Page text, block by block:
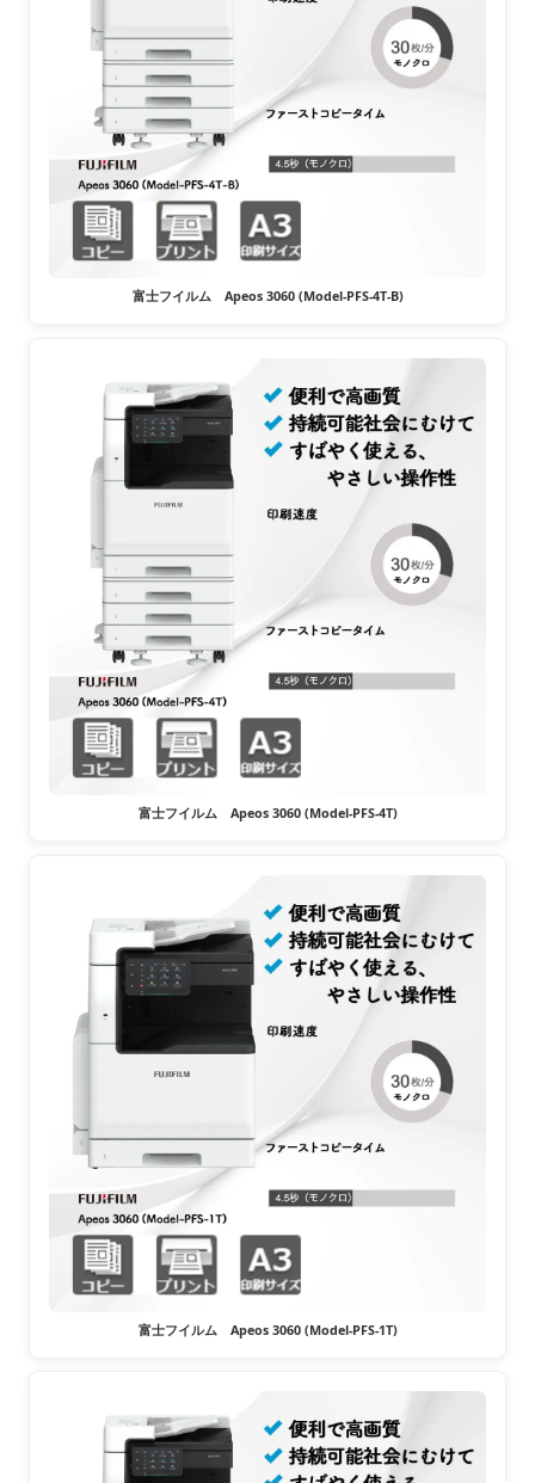
富士フイルム Apeos 3060 (Model-PFS-4T-B)
富士フイルム Apeos 3060 (Model-PFS-4T)
富士フイルム Apeos 3060 (Model-PFS-1T)